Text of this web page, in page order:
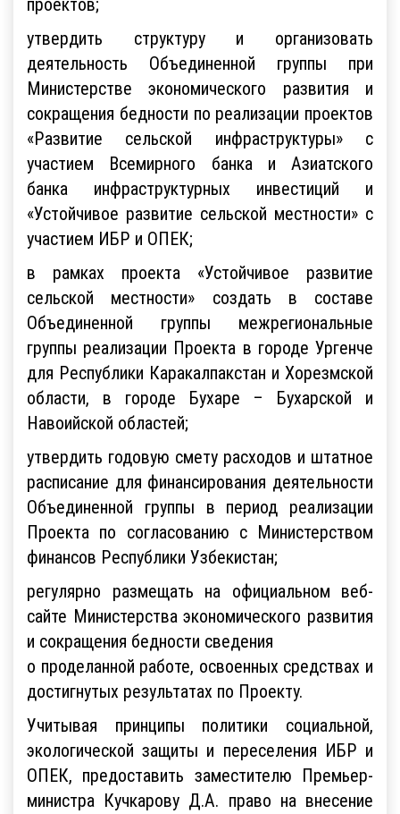
утвердить структуру и организовать
деятельность Объединенной группы при
Министерстве экономического развития и
сокращения бедности по реализации проектов
«Развитие сельской инфраструктуры» с
участием Всемирного банка и Азиатского
банка инфраструктурных инвестиций и
«Устойчивое развитие сельской местности» с
участием ИБР и ОПЕК;
в рамках проекта «Устойчивое развитие
сельской местности» создать в составе
Объединенной группы межрегиональные
группы реализации Проекта в городе Ургенче
для Республики Каракалпакстан и Хорезмской
области, в городе Бухаре – Бухарской и
Навоийской областей;
утвердить годовую смету расходов и штатное
расписание для финансирования деятельности
Объединенной группы в период реализации
Проекта по согласованию с Министерством
финансов Республики Узбекистан;
регулярно размещать на официальном веб-
сайте Министерства экономического развития
и сокращения бедности сведения
о проделанной работе, освоенных средствах и
достигнутых результатах по Проекту.
Учитывая принципы политики социальной,
экологической защиты и переселения ИБР и
ОПЕК, предоставить заместителю Премьер-
министра Кучкарову Д.А. право на внесение